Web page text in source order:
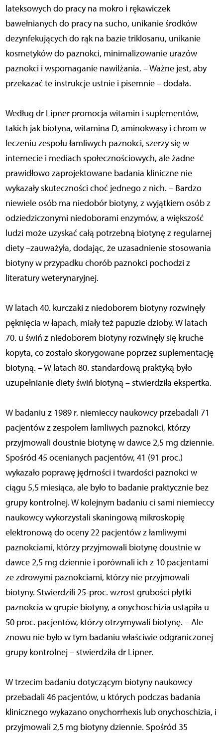
lateksowych do pracy na mokro i rękawiczek
bawełnianych do pracy na sucho, unikanie środków
dezynfekujących do rąk na bazie triklosanu, unikanie
kosmetyków do paznokci, minimalizowanie urazów
paznokci i wspomaganie nawilżania. – Ważne jest, aby
przekazać te instrukcje ustnie i pisemnie – dodała.
Według dr Lipner promocja witamin i suplementów,
takich jak biotyna, witamina D, aminokwasy i chrom w
leczeniu zespołu łamliwych paznokci, szerzy się w
internecie i mediach społecznościowych, ale żadne
prawidłowo zaprojektowane badania kliniczne nie
wykazały skuteczności choć jednego z nich. – Bardzo
niewiele osób ma niedobór biotyny, z wyjątkiem osób z
odziedziczonymi niedoborami enzymów, a większość
ludzi może uzyskać całą potrzebną biotynę z regularnej
diety –zauważyła, dodając, że uzasadnienie stosowania
biotyny w przypadku chorób paznokci pochodzi z
literatury weterynaryjnej.
W latach 40. kurczaki z niedoborem biotyny rozwinęły
pęknięcia w łapach, miały też papuzie dzioby. W latach
70. u świń z niedoborem biotyny rozwinęły się kruche
kopyta, co zostało skorygowane poprzez suplementację
biotyną. – W latach 80. standardową praktyką było
uzupełnianie diety świń biotyną – stwierdziła ekspertka.
W badaniu z 1989 r. niemieccy naukowcy przebadali 71
pacjentów z zespołem łamliwych paznokci, którzy
przyjmowali doustnie biotynę w dawce 2,5 mg dziennie.
Spośród 45 ocenianych pacjentów, 41 (91 proc.)
wykazało poprawę jędrności i twardości paznokci w
ciągu 5,5 miesiąca, ale było to badanie praktycznie bez
grupy kontrolnej. W kolejnym badaniu ci sami niemieccy
naukowcy wykorzystali skaningową mikroskopię
elektronową do oceny 22 pacjentów z łamliwymi
paznokciami, którzy przyjmowali biotynę doustnie w
dawce 2,5 mg dziennie i porównali ich z 10 pacjentami
ze zdrowymi paznokciami, którzy nie przyjmowali
biotyny. Stwierdzili 25-proc. wzrost grubości płytki
paznokcia w grupie biotyny, a onychoschizia ustąpiła u
50 proc. pacjentów, którzy otrzymywali biotynę. – Ale
znowu nie było w tym badaniu właściwie odgraniczonej
grupy kontrolnej – stwierdziła dr Lipner.
W trzecim badaniu dotyczącym biotyny naukowcy
przebadali 46 pacjentów, u których podczas badania
klinicznego wykazano onychorrhexis lub onychoschizia, i
przyjmowali 2,5 mg biotyny dziennie. Spośród 35